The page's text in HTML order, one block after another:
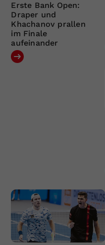
Erste Bank Open:
Draper und
Khachanov prallen
im Finale
aufeinander